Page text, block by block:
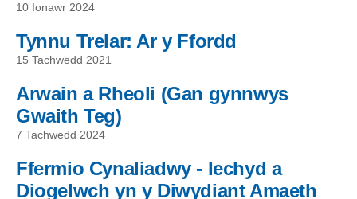
10 Ionawr 2024
Tynnu Trelar: Ar y Ffordd
15 Tachwedd 2021
Arwain a Rheoli (Gan gynnwys
Gwaith Teg)
7 Tachwedd 2024
Ffermio Cynaliadwy - Iechyd a
Diogelwch yn y Diwydiant Amaeth